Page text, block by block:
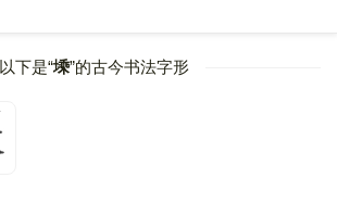
以下是“塖”的古今书法字形